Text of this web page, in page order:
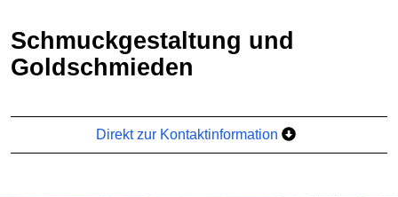
Schmuckgestaltung und
Goldschmieden
Direkt zur Kontaktinformation